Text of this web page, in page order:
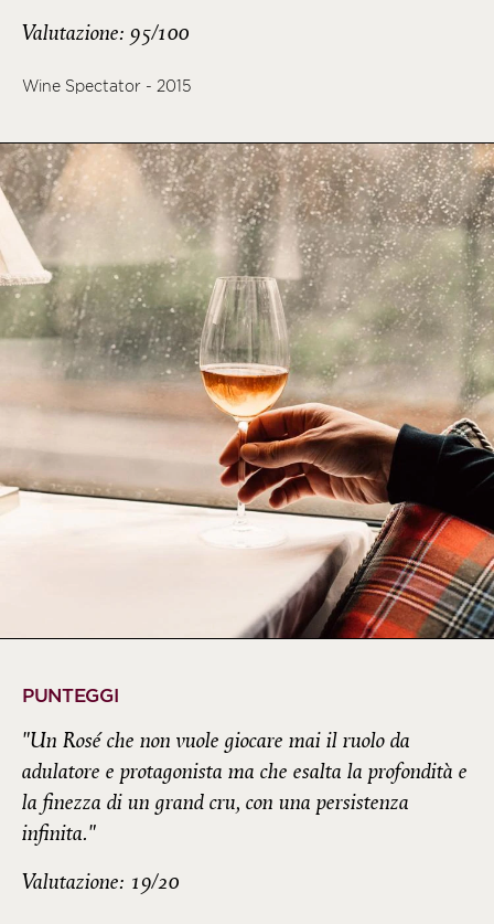
Valutazione: 95/100
Wine Spectator - 2015
PUNTEGGI
"Un Rosé che non vuole giocare mai il ruolo da
adulatore e protagonista ma che esalta la profondità e
la finezza di un grand cru, con una persistenza
infinita."
Valutazione: 19/20